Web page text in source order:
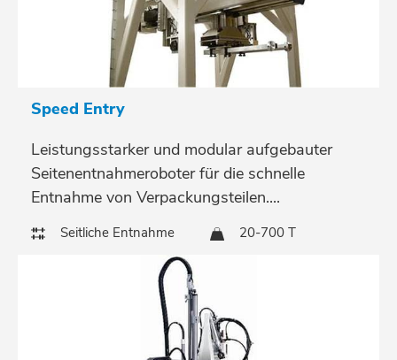
Speed Entry
Leistungsstarker und modular aufgebauter
Seitenentnahmeroboter für die schnelle
Entnahme von Verpackungsteilen....
Seitliche Entnahme 20-700 T